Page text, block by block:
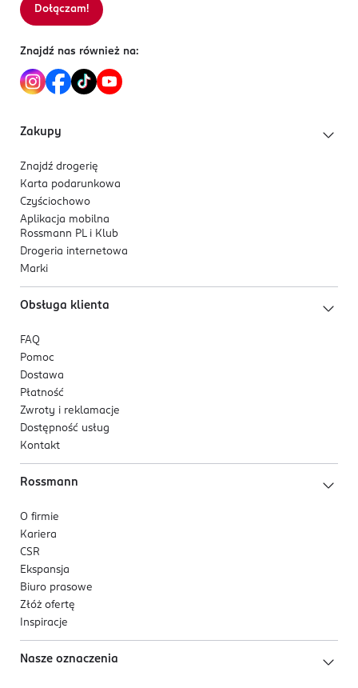
Sortowanie wg
Dołączam!
Znajdź nas również na:
Zakupy
Znajdź drogerię
Karta podarunkowa
Czyściochowo
Aplikacja mobilna
Rossmann PL i Klub
Drogeria internetowa
Marki
Obsługa klienta
FAQ
Pomoc
Dostawa
Płatność
Zwroty i reklamacje
Dostępność usług
Kontakt
Rossmann
O firmie
Kariera
CSR
Ekspansja
Biuro prasowe
Złóż ofertę
Inspiracje
Nasze oznaczenia